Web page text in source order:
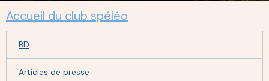
Accueil du club spéléo
BD
Articles de presse